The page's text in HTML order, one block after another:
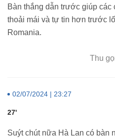
Bàn thắng dẫn trước giúp các
thoải mái và tự tin hơn trước
Romania.
Thu
02/07/2024 | 23:27
27'
Suýt chút nữa Hà Lan có bàn